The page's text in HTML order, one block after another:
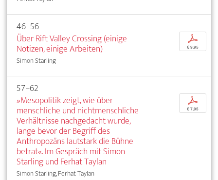
46–56
Über Rift Valley Crossing (einige
Notizen, einige Arbeiten)
Simon Starling
p
€ 9,95
57–62
»Mesopolitik zeigt, wie über
menschliche und nichtmenschliche
Verhältnisse nachgedacht wurde,
lange bevor der Begriff des
Anthropozäns lautstark die Bühne
betrat«. Im Gespräch mit Simon
Starling und Ferhat Taylan
Simon Starling, Ferhat Taylan
p
€ 7,95